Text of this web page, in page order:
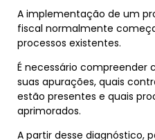
A implementação de um
fiscal normalmente
processos existentes.
É necessário compreender
suas apurações, quais
estão presentes e quais
aprimorados.
A partir desse diagnóstico,